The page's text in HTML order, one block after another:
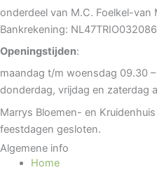
onderdeel van M.C. Foelkel-van
Bankrekening:
Openingstijden:
maandag t/m woensdag 09.30 –
donderdag, vrijdag en zaterdag
Marrys Bloemen- en
feestdagen gesloten.
Algemene info
Home